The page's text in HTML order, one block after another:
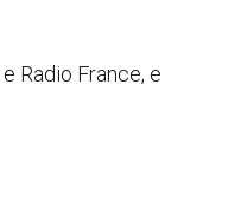
Radio France, e